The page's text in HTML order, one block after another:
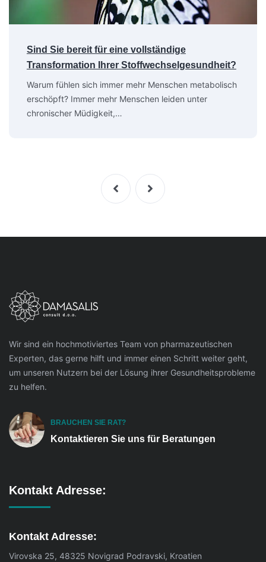
Sind Sie bereit für eine vollständige
Transformation Ihrer Stoffwechselgesundheit?
Warum fühlen sich immer mehr Menschen metabolisch
erschöpft? Immer mehr Menschen leiden unter
chronischer Müdigkeit,…
Wir sind ein hochmotiviertes Team von pharmazeutischen
Experten, das gerne hilft und immer einen Schritt weiter geht,
um unseren Nutzern bei der Lösung ihrer Gesundheitsprobleme
zu helfen.
BRAUCHEN SIE RAT?
Kontaktieren Sie uns für Beratungen
Kontakt Adresse:
Kontakt Adresse:
Virovska 25, 48325 Novigrad Podravski, Kroatien